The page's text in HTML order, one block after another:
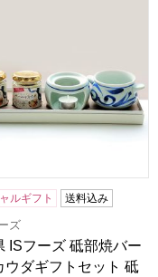
ルギフト 送料込み
ズ
ISフーズ 砥部焼バー
ウダギフトセット 砥